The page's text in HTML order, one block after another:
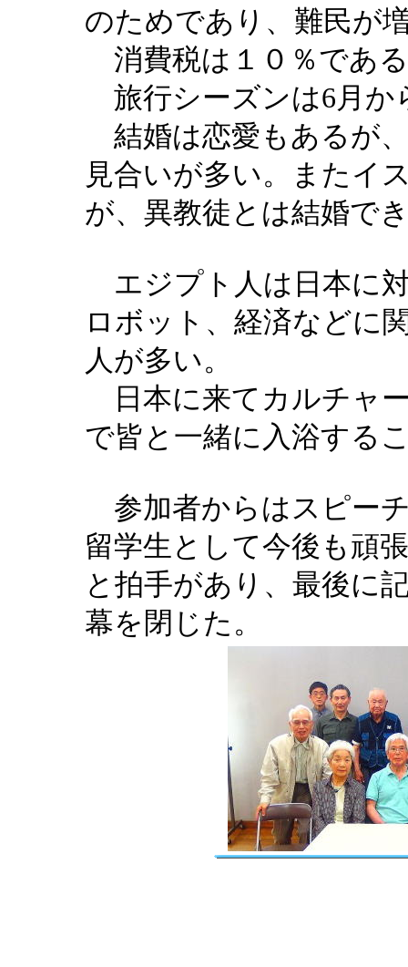
のためであり、難民が
消費税は１０％であ
旅行シーズンは6月
結婚は恋愛もあるが
見合いが多い。またイ
が、異教徒とは結婚で
エジプト人は日本に
ロボット、経済などに
人が多い。
日本に来てカルチャ
で皆と一緒に入浴する
参加者からはスピー
留学生として今後も頑
と拍手があり、最後に
幕を閉じた。